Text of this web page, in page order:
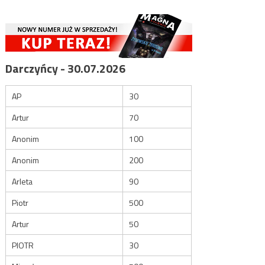
Darczyńcy - 30.07.2026
AP
30
Artur
70
Anonim
100
Anonim
200
Arleta
90
Piotr
500
Artur
50
PIOTR
30